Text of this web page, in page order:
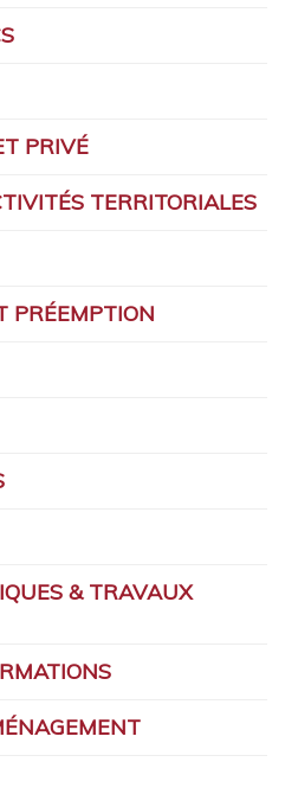
PRIVÉ
TERRITORIALES
PRÉEMPTION
& TRAVAUX